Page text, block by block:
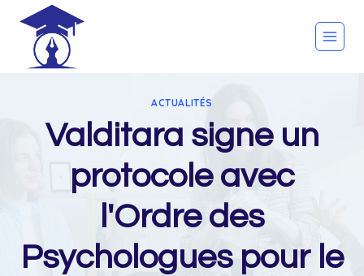
content
ACTUALITÉS
Valditara signe un
protocole avec
l'Ordre des
Psychologues pour le